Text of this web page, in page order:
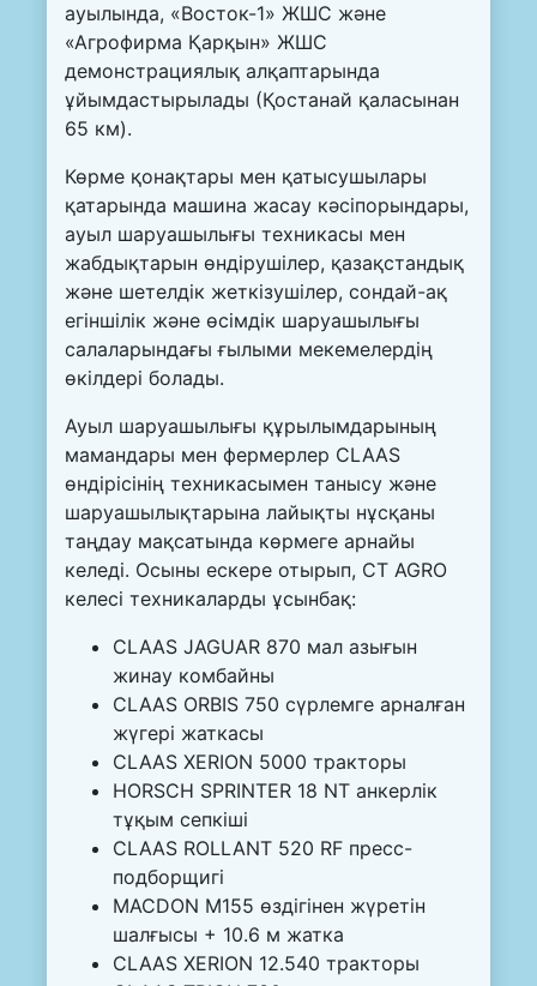
ауылында, «Восток-1» ЖШС және
«Агрофирма Қарқын» ЖШС
демонстрациялық алқаптарында
ұйымдастырылады (Қостанай қаласынан
65 км).
Көрме қонақтары мен қатысушылары
қатарында машина жасау кәсіпорындары,
ауыл шаруашылығы техникасы мен
жабдықтарын өндірушілер, қазақстандық
және шетелдік жеткізушілер, сондай-ақ
егіншілік және өсімдік шаруашылығы
салаларындағы ғылыми мекемелердің
өкілдері болады.
Ауыл шаруашылығы құрылымдарының
мамандары мен фермерлер CLAAS
өндірісінің техникасымен танысу және
шаруашылықтарына лайықты нұсқаны
таңдау мақсатында көрмеге арнайы
келеді. Осыны ескере отырып, CT AGRO
келесі техникаларды ұсынбақ:
CLAAS JAGUAR 870 мал азығын
жинау комбайны
CLAAS ORBIS 750 сүрлемге арналған
жүгері жаткасы
CLAAS XERION 5000 тракторы
HORSCH SPRINTER 18 NT анкерлік
тұқым сепкіші
CLAAS ROLLANT 520 RF пресс-
подборщигі
MACDON M155 өздігінен жүретін
шалғысы + 10.6 м жатка
CLAAS XERION 12.540 тракторы